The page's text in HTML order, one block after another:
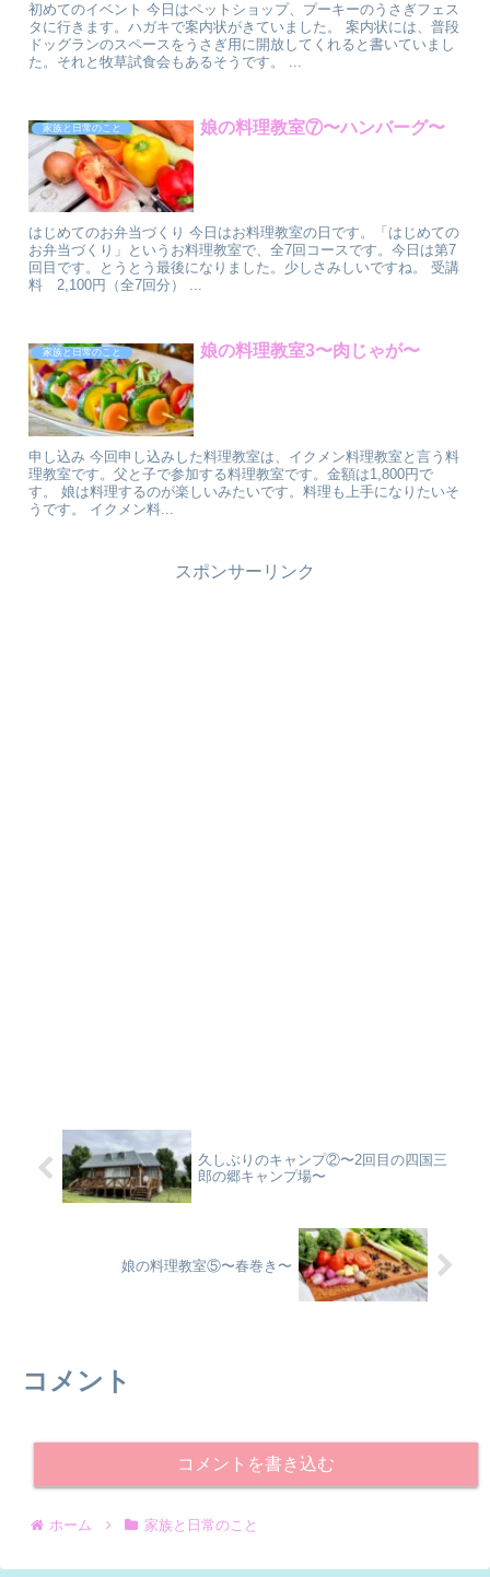
初めてのイベント 今日はペットショップ、プーキーのうさぎフェス
タに行きます。ハガキで案内状がきていました。 案内状には、普段
ドッグランのスペースをうさぎ用に開放してくれると書いていまし
た。それと牧草試食会もあるそうです。 ...
家族と日常のこと 娘の料理教室⑦〜ハンバーグ〜
はじめてのお弁当づくり 今日はお料理教室の日です。「はじめての
お弁当づくり」というお料理教室で、全7回コースです。今日は第7
回目です。とうとう最後になりました。少しさみしいですね。 受講
料 2,100円（全7回分） ...
家族と日常のこと 娘の料理教室3〜肉じゃが〜
申し込み 今回申し込みした料理教室は、イクメン料理教室と言う料
理教室です。父と子で参加する料理教室です。金額は1,800円で
す。 娘は料理するのが楽しいみたいです。料理も上手になりたいそ
うです。 イクメン料...
スポンサーリンク
久しぶりのキャンプ②〜2回目の四国三
郎の郷キャンプ場〜
娘の料理教室⑤〜春巻き〜
コメント
コメントを書き込む
ホーム 家族と日常のこと